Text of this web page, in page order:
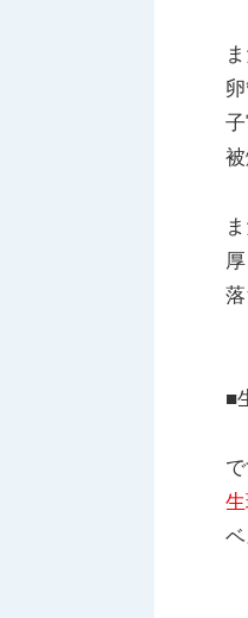
ま
■